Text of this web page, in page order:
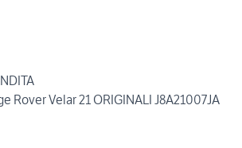
Rover Velar 21 ORIGINALI J8A21007JA